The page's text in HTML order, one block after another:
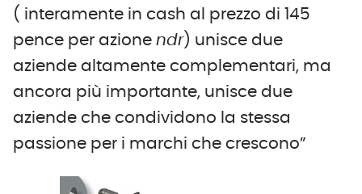
( interamente in cash al prezzo di 145
pence per azione ndr) unisce due
aziende altamente complementari, ma
ancora più importante, unisce due
aziende che condividono la stessa
passione per i marchi che crescono”